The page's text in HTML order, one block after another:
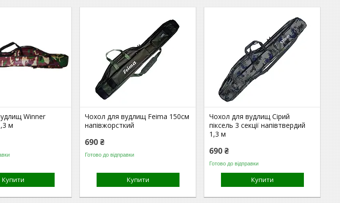
Winner
м
Купити
Чохол для вудлищ Feima 150см
напівжорсткий
690 ₴
Готово до відправки
Купити
Чохол для вудлищ Сірий
піксель 3 секції напівтвердий
1,3 м
690 ₴
Готово до відправки
Купити